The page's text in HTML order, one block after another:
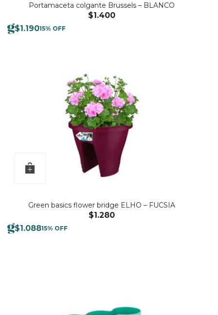
Portamaceta colgante Brussels – BLANCO
$1.400
$1.19015% OFF
Green basics flower bridge ELHO – FUCSIA
$1.280
$1.08815% OFF